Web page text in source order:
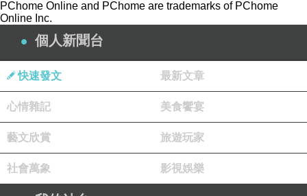
（2）「美國地質調查所（USGS）」的數據為
6.2級、深度26公里
里。
鹿兒島縣、宮崎縣，震度4級。
PChome Online and PChome are trademarks of PChome
Online Inc.
個人新聞台
快速發文 最新文章
心情雜記 美食饗宴
藝文欣賞 旅遊玩家
社會萬象 影視娛樂